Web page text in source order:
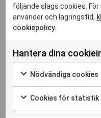
som helst revidera
Kalkföreningen har
Alla
4.
På webbsidorna finns
och annat som antingen
följande slags cookies.
använder och lagringstid,
cookiepolicy.
Hantera dina
Nödvändiga cookies
Cookies för statistik